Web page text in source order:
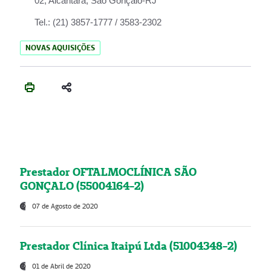
Tel.: (21) 3857-1777 / 3583-2302
NOVAS AQUISIÇÕES
Prestador OFTALMOCLÍNICA SÃO
GONÇALO (55004164-2)
07 de Agosto de 2020
Prestador Clínica Itaipú Ltda (51004348-2)
01 de Abril de 2020